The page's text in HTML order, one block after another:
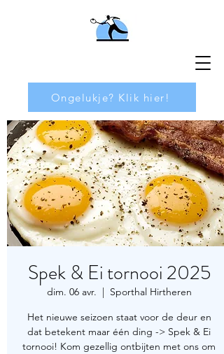
Ongelukje? Klik hier!
Spek & Ei tornooi 2025
dim. 06 avr.
  |
Sporthal Hirtheren
Het nieuwe seizoen staat voor de deur en
dat betekent maar één ding -> Spek & Ei
tornooi! Kom gezellig ontbijten met ons om